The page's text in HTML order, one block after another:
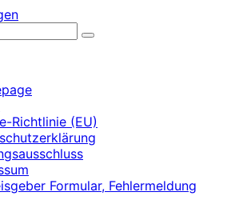
mit Dialyse
Richtlinie (EU)
Formular, Fehlermeldung